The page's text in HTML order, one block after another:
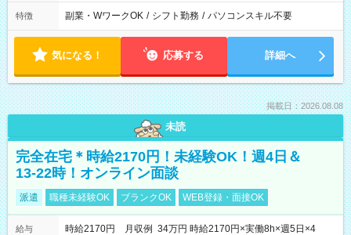
特徴 副業・WワークOK / シフト勤務 / パソコンスキル不要
気になる！ 応募する 詳細へ
掲載日：2026.08.08
未読
完全在宅＊時給2170円！未経験OK！週4日＆
13-22時！オンライン面談
派遣 職種未経験OK ブランクOK WEB登録・面接OK
給与
時給2170円 月収例 34万円 時給2170円×実働8h×週5日×4